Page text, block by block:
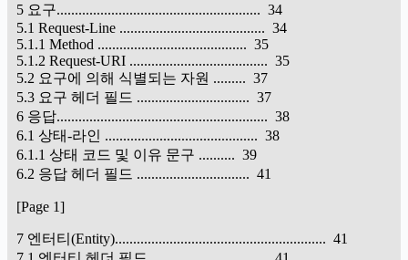
5 요구........................................................ 34
5.1 Request-Line ........................................ 34
5.1.1 Method ......................................... 35
5.1.2 Request-URI ...................................... 35
5.2 요구에 의해 식별되는 자원 ......... 37
5.3 요구 헤더 필드 ............................... 37
6 응답.......................................................... 38
6.1 상태-라인 .......................................... 38
6.1.1 상태 코드 및 이유 문구 .......... 39
6.2 응답 헤더 필드 ............................... 41
[Page 1]
7 엔터티(Entity).......................................................... 41